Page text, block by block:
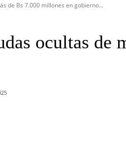
de Bs 7.000 millones en gobierno...
ocultas de